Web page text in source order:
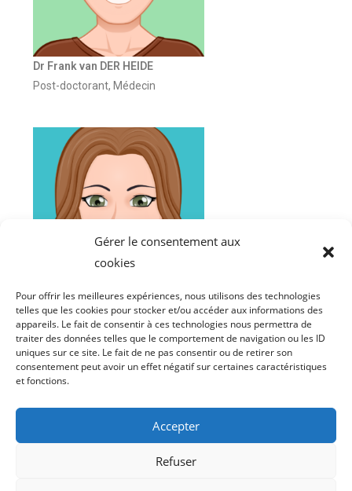
Gérer le consentement aux
cookies
Pour offrir les meilleures expériences, nous utilisons des technologies
telles que les cookies pour stocker et/ou accéder aux informations des
appareils. Le fait de consentir à ces technologies nous permettra de
traiter des données telles que le comportement de navigation ou les ID
uniques sur ce site. Le fait de ne pas consentir ou de retirer son
consentement peut avoir un effet négatif sur certaines caractéristiques
et fonctions.
Accepter
Refuser
Dr Frank van DER HEIDE
Post-doctorant, Médecin
Rose-Marie SADON
Orthoptiste